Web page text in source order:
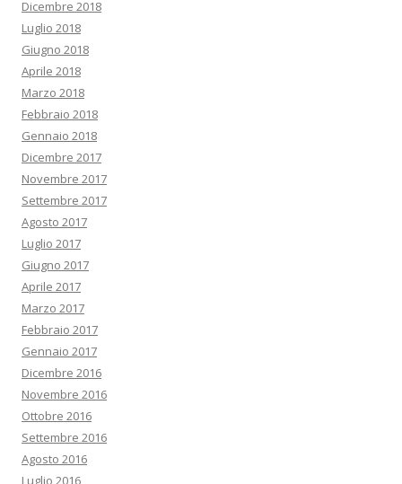
Dicembre 2018
Luglio 2018
Giugno 2018
Aprile 2018
Marzo 2018
Febbraio 2018
Gennaio 2018
Dicembre 2017
Novembre 2017
Settembre 2017
Agosto 2017
Luglio 2017
Giugno 2017
Aprile 2017
Marzo 2017
Febbraio 2017
Gennaio 2017
Dicembre 2016
Novembre 2016
Ottobre 2016
Settembre 2016
Agosto 2016
Luglio 2016